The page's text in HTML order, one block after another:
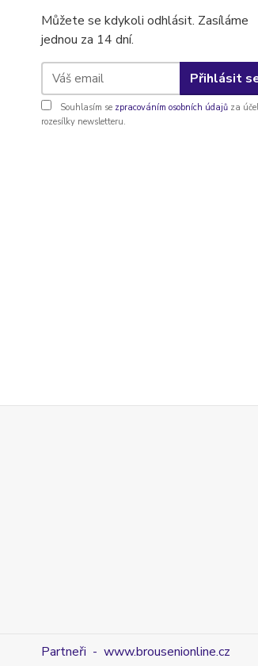
Můžete se kdykoli odhlásit. Zasíláme
jednou za 14 dní.
Přihlásit
Souhlasím se zpracováním osobních údajů za
rozesílky newsletteru.
Partneři -